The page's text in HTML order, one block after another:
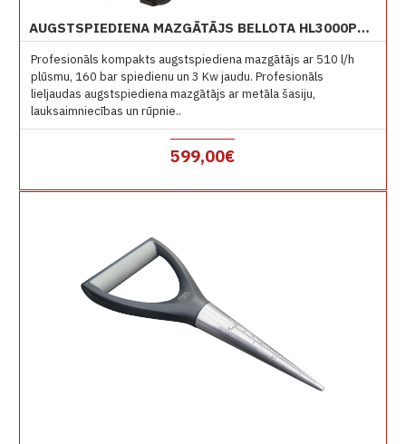
AUGSTSPIEDIENA MAZGĀTĀJS BELLOTA HL3000PROE 160 BAR
Profesionāls kompakts augstspiediena mazgātājs ar 510 l/h
plūsmu, 160 bar spiedienu un 3 Kw jaudu. Profesionāls
lieljaudas augstspiediena mazgātājs ar metāla šasiju,
lauksaimniecības un rūpnie..
599,00€